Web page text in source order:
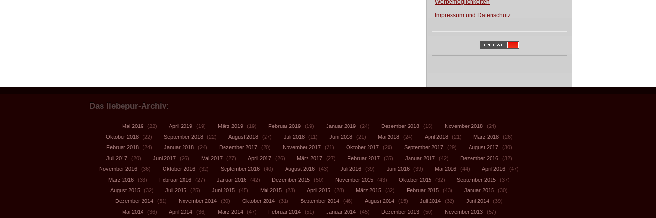
Werbemöglichkeiten
Impressum und Datenschutz
Das liebepur-Archiv:
Mai 2019 (22) April 2019 (19) März 2019 (19) Februar 2019 (19) Januar 2019 (24) Dezember 2018 (15) November 2018
(24)
Oktober 2018
(22) September 2018 (22) August 2018 (27) Juli 2018 (11) Juni 2018 (21) Mai 2018 (24) April 2018 (21) März 2018
(26)
Februar 2018
(24) Januar 2018 (24) Dezember 2017 (20) November 2017 (21) Oktober 2017 (20) September 2017 (29) August 2017
(30)
Juli 2017
(20) Juni 2017 (26) Mai 2017 (27) April 2017 (26) März 2017 (27) Februar 2017 (35) Januar 2017 (42) Dezember 2016
(32)
November 2016
(36) Oktober 2016 (32) September 2016 (40) August 2016 (43) Juli 2016 (39) Juni 2016 (39) Mai 2016 (44) April 2016
(47)
März 2016
(33) Februar 2016 (27) Januar 2016 (42) Dezember 2015 (50) November 2015 (43) Oktober 2015 (32) September 2015
(37)
August 2015
(32) Juli 2015 (25) Juni 2015 (45) Mai 2015 (23) April 2015 (28) März 2015 (32) Februar 2015 (43) Januar 2015
(30)
Dezember 2014
(31) November 2014 (30) Oktober 2014 (31) September 2014 (46) August 2014 (15) Juli 2014 (32) Juni 2014
(39)
Mai 2014
(36) April 2014 (36) März 2014 (47) Februar 2014 (51) Januar 2014 (45) Dezember 2013 (50) November 2013 (57)